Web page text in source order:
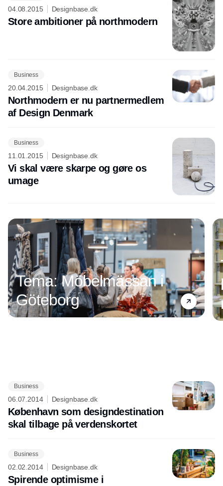
04.08.2015 Designbase.dk
Store ambitioner på northmodern
Business
20.04.2015 Designbase.dk
Northmodern er nu partnermedlem
af Design Denmark
Business
11.01.2015 Designbase.dk
Vi skal være skarpe og gøre os
umage
Tema: Möbelmässan i
Göteborg
Business
06.07.2014 Designbase.dk
København som designdestination
skal tilbage på verdenskortet
Business
02.02.2014 Designbase.dk
Spirende optimisme i